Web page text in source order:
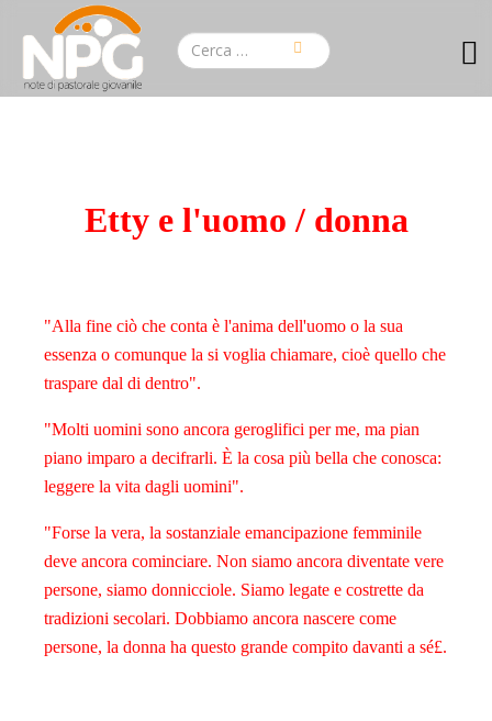
Etty e l'uomo / donna
"Alla fine ciò che conta è l'anima dell'uomo o la sua
essenza o comunque la si voglia chiamare, cioè quello che
traspare dal di dentro".
"Molti uomini sono ancora geroglifici per me, ma pian
piano imparo a decifrarli. È la cosa più bella che conosca:
leggere la vita dagli uomini".
"Forse la vera, la sostanziale emancipazione femminile
deve ancora cominciare. Non siamo ancora diventate vere
persone, siamo donnicciole. Siamo legate e costrette da
tradizioni secolari. Dobbiamo ancora nascere come
persone, la donna ha questo grande compito davanti a sé£.